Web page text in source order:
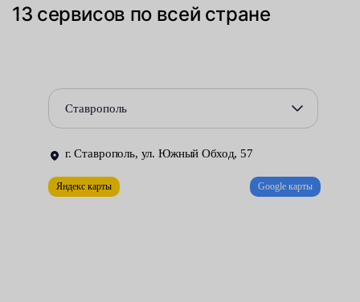
DSG являются:
Издаваемые КПП посторонние шумы.
Ухудшение динамических характеристик машины.
Повышенный расход топлива.
Во всех случаях обнаружить поломку и свести к минимуму
13 сервисов по всей стране
Ставрополь
г. Ставрополь, ул. Южный Обход, 57
Яндекс карты Google карты